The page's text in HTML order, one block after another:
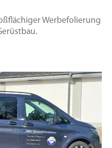
Werbefolierung